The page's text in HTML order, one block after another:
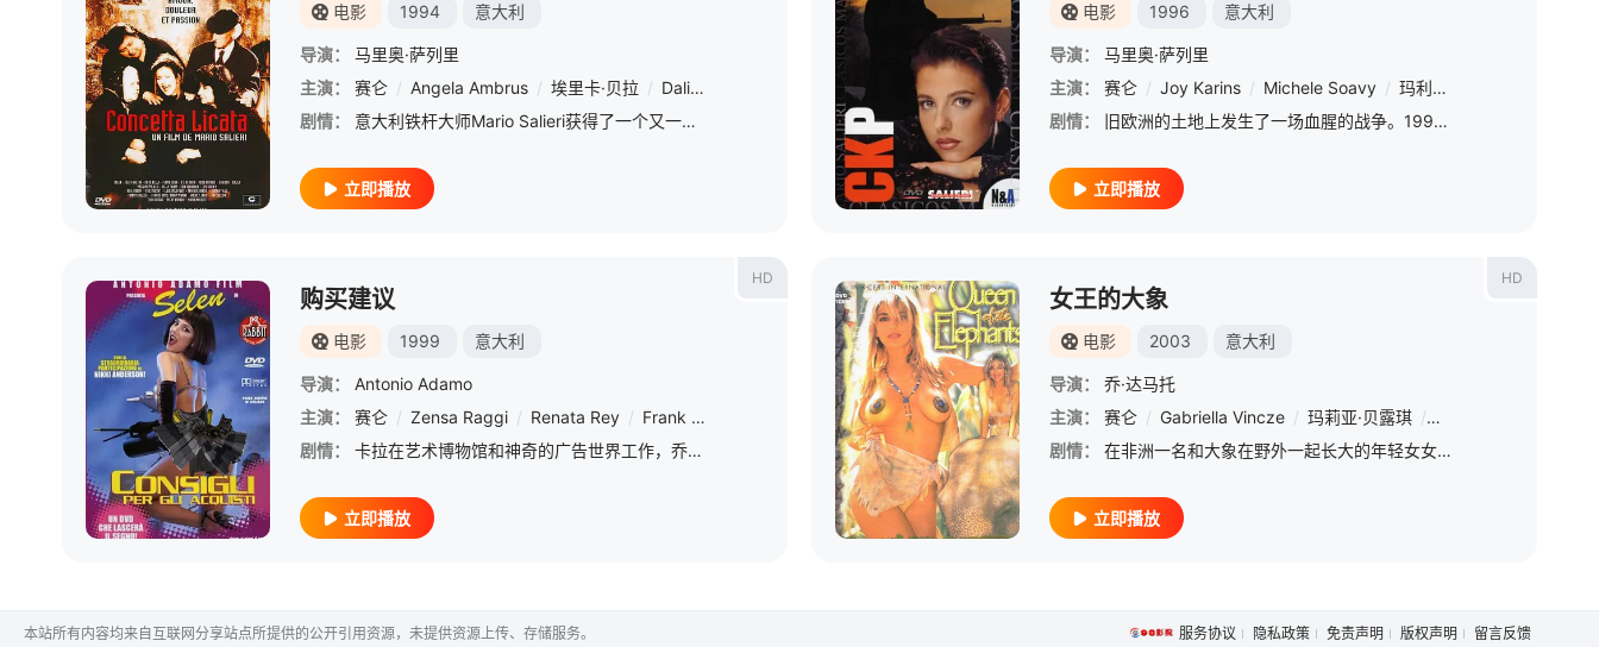
电影 1994 意大利
导演：
马里奥·萨列里
主演：
赛仑 / Angela Ambrus / 埃里卡·贝拉 / Dalila N&#039;J De Bahia
Draghixa
剧情：
意大利铁杆大师Mario Salieri获得了一个又一个奖项。他又拍了一部创新电影！一个恶魔般的故事，有崇高的形象和离经叛道的，屈辱的情境。
立即播放
电影 1996 意大利
导演：
马里奥·萨列里
主演：
赛仑 / Joy Karins / Michele Soavy / 玛利亚·桑切斯
剧情：
旧欧洲的土地上发生了一场血腥的战争。1992年春，塞特尼奇人入侵波斯尼亚村庄和小城镇，宣布被占领并开始了一个新时代。在这一可怕的场景中，尼雷特瓦兄弟的不幸诞生了。尼雷特瓦兄弟受到一位儿时邻居朋友的迫害
立即播放
HD
购买建议
电影 1999 意大利
导演：
Antonio Adamo
主演：
赛仑 / Zensa Raggi / Renata Rey / Frank Major Nikki Andersson / Reinhard / Alberto Rey Genevieve / 大卫·佩里 / Anita Gyongy / Szilvia Lauren
剧情：
卡拉在艺术博物馆和神奇的广告世界工作，乔治的吸引力让她产生了许多幻想，但很快她就确保这些幻想成真，即使在工作场所也是如此。
立即播放
HD
女王的大象
电影 2003 意大利
导演：
乔·达马托
主演：
赛仑 / Gabriella Vincze / 玛莉亚·贝露琪 / Frank Gun
剧情：
在非洲一名和大象在野外一起长大的年轻女女孩被亲戚找到，并被带回苏格兰的文明社会，在那里她难以适应新的贵族生活。
立即播放
服务协议 隐私政策 免责声明 版权声明 留言反馈
本站所有内容均来自互联网分享站点所提供的公开引用资源，未提供资源上传、存储服务。